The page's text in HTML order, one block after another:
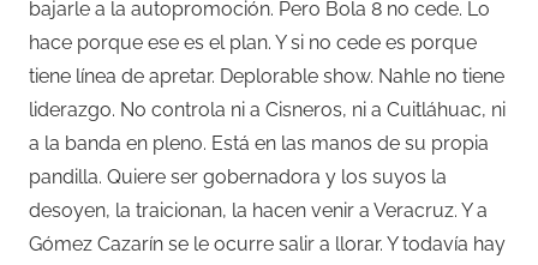
bajarle a la autopromoción. Pero Bola 8 no cede. Lo
hace porque ese es el plan. Y si no cede es porque
tiene línea de apretar. Deplorable show. Nahle no tiene
liderazgo. No controla ni a Cisneros, ni a Cuitláhuac, ni
a la banda en pleno. Está en las manos de su propia
pandilla. Quiere ser gobernadora y los suyos la
desoyen, la traicionan, la hacen venir a Veracruz. Y a
Gómez Cazarín se le ocurre salir a llorar. Y todavía hay